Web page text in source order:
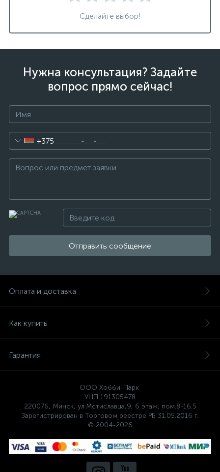
Сделайте выбор!
Нужна консультация? Задайте
вопрос прямо сейчас!
+375
Отправить сообщение
Оплата и доставка
Как купить
Гарантия
ООО Хобби-Парк
УНП 191305478
220076, Минск, ул.Мстиславца,9, 6 этаж, пом.8-16.5
Зарегистрирован в Торговом реестре РБ 31.05.2016 г.
© 2004-2026